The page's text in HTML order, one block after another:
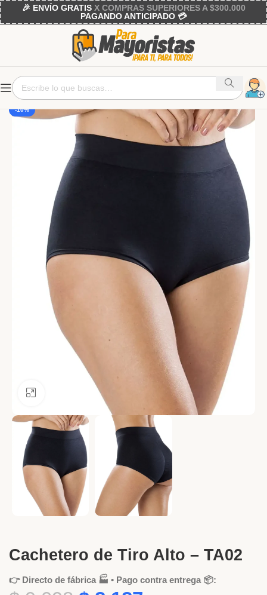
🎉 ENVÍO GRATISX COMPRAS SUPERIORES A $300.000
PAGANDO ANTICIPADO 💳
-10%
Ver más grande
Cachetero de Tiro Alto – TA02
👉 Directo de fábrica 🏭 • Pago contra entrega 📦: